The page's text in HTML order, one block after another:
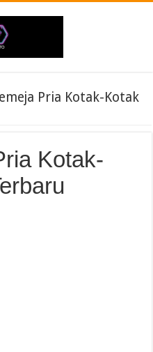
Pria Kotak-Kotak
Kotak-